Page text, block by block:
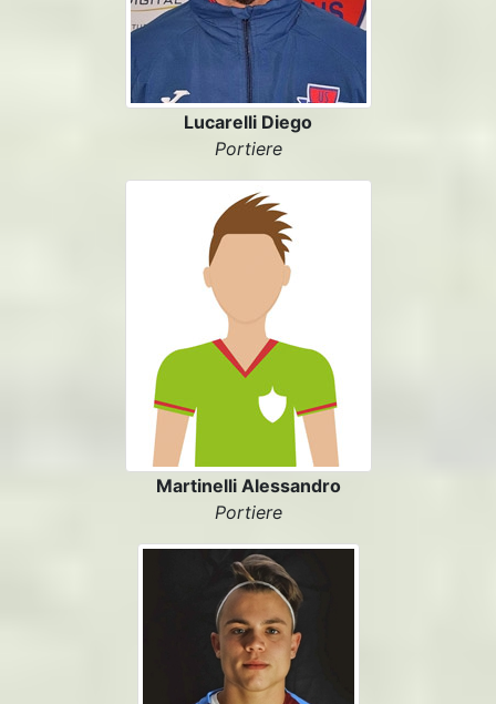
Lucarelli Diego
Portiere
Martinelli Alessandro
Portiere